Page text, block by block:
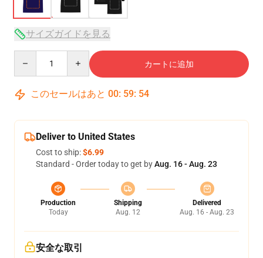
サイズガイドを見る
カートに追加
このセールはあと 00: 59: 54
Deliver to United States
Cost to ship:$6.99
Standard - Order today to get byAug. 16 - Aug. 23
Production
Today
Shipping
Aug. 12
Delivered
Aug. 16 - Aug. 23
安全な取引